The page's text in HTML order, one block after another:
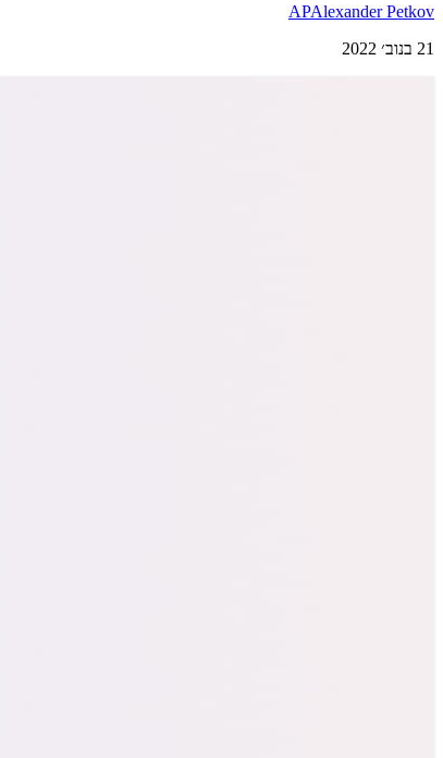
APAlexander Petkov
21 בנוב׳ 2022